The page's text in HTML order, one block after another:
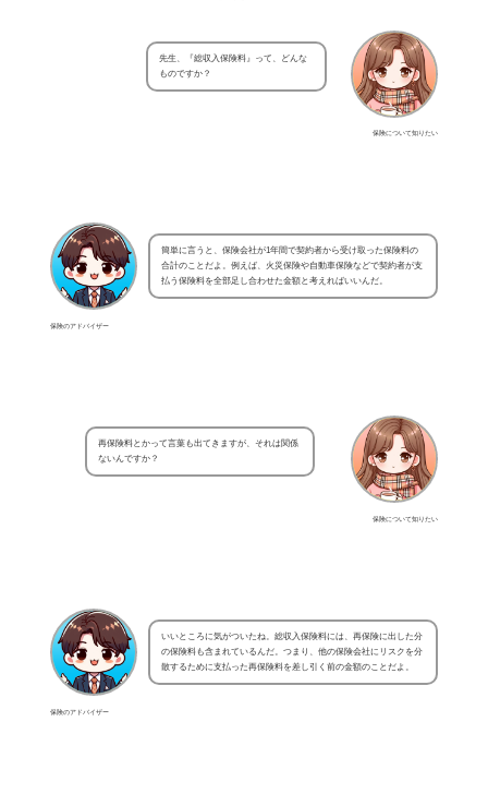
保険について知りたい
先生、『総収入保険料』って、どんな
ものですか？
保険のアドバイザー
簡単に言うと、保険会社が1年間で契約者から受け取った保険料の
合計のことだよ。例えば、火災保険や自動車保険などで契約者が支
払う保険料を全部足し合わせた金額と考えればいいんだ。
保険について知りたい
再保険料とかって言葉も出てきますが、それは関係
ないんですか？
保険のアドバイザー
いいところに気がついたね。総収入保険料には、再保険に出した分
の保険料も含まれているんだ。つまり、他の保険会社にリスクを分
散するために支払った再保険料を差し引く前の金額のことだよ。